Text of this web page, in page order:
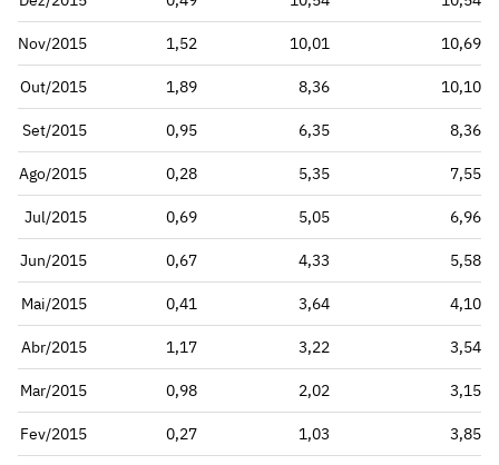
Nov/2015 1,52 10,01 10,69
Out/2015 1,89 8,36 10,10
Set/2015 0,95 6,35 8,36
Ago/2015 0,28 5,35 7,55
Jul/2015 0,69 5,05 6,96
Jun/2015 0,67 4,33 5,58
Mai/2015 0,41 3,64 4,10
Abr/2015 1,17 3,22 3,54
Mar/2015 0,98 2,02 3,15
Fev/2015 0,27 1,03 3,85